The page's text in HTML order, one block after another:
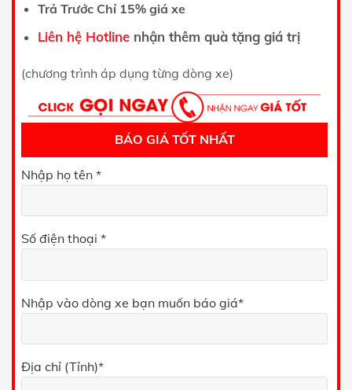
Trả Trước Chỉ 15% giá xe
Liên hệ Hotlinenhận thêm quà tặng giá trị
(chương trình áp dụng từng dòng xe)
BÁO GIÁ TỐT NHẤT
Nhập họ tên *
Số điện thoại *
Nhập vào dòng xe bạn muốn báo giá*
Địa chỉ (Tỉnh)*